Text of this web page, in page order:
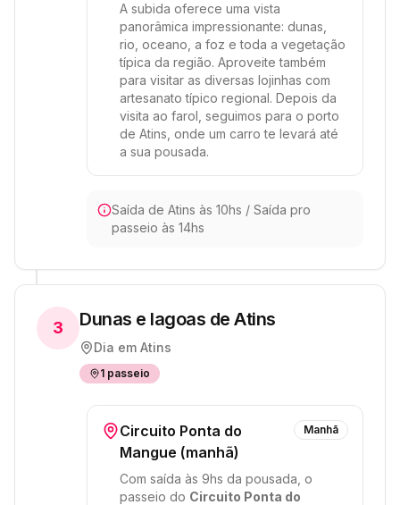
A subida oferece uma vista
panorâmica impressionante: dunas,
rio, oceano, a foz e toda a vegetação
típica da região. Aproveite também
para visitar as diversas lojinhas com
artesanato típico regional. Depois da
visita ao farol, seguimos para o porto
de Atins, onde um carro te levará até
a sua pousada.
Saída de Atins às 10hs / Saída pro
passeio às 14hs
3 Dunas e lagoas de Atins
Dia em Atins
1 passeio
Circuito Ponta do
Mangue (manhã)
Manhã
Com saída às 9hs da pousada, o
passeio do Circuito Ponta do